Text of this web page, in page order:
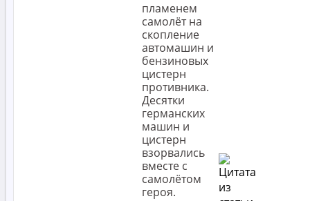
пламенем
самолёт на
скопление
автомашин и
бензиновых
цистерн
противника.
Десятки
германских
машин и
цистерн
взорвались
вместе с
самолётом
героя.